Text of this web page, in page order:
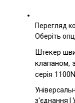
Перегляд
Оберіть
Штекер
клапаном,
серія 1100N
з'єднання |